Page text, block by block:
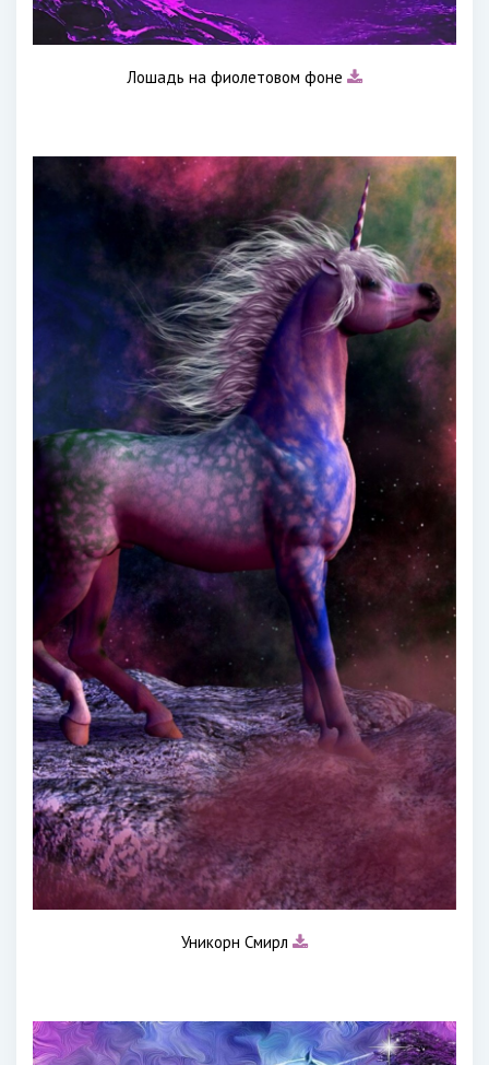
Лошадь на фиолетовом фоне
Уникорн Смирл